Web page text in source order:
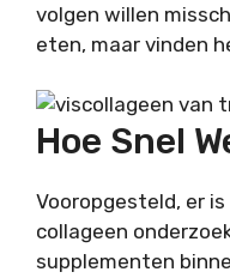
volgen willen
eten, maar vinden
Hoe Snel
Vooropgesteld, er
collageen
supplementen